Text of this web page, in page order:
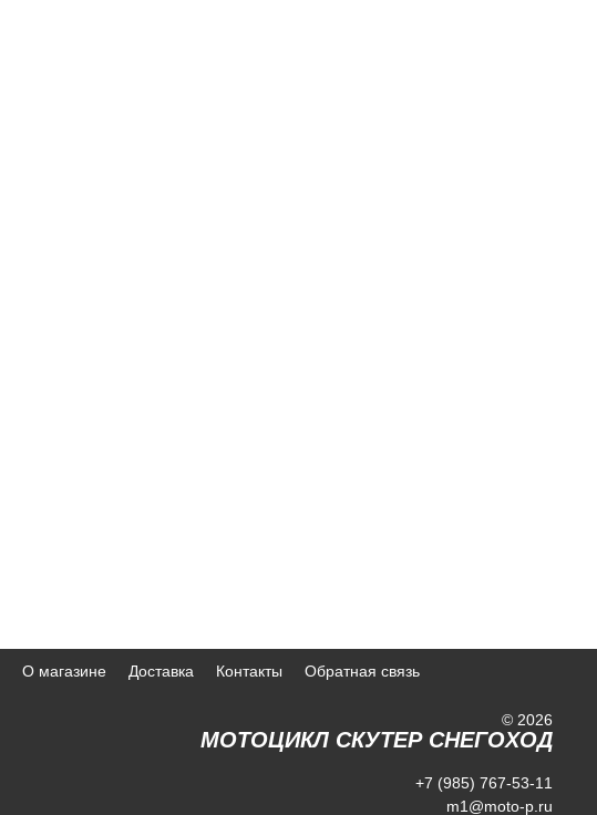
О магазине Доставка Контакты Обратная связь
© 2026
МОТОЦИКЛ СКУТЕР СНЕГОХОД
+7 (985) 767-53-11
m1@moto-p.ru